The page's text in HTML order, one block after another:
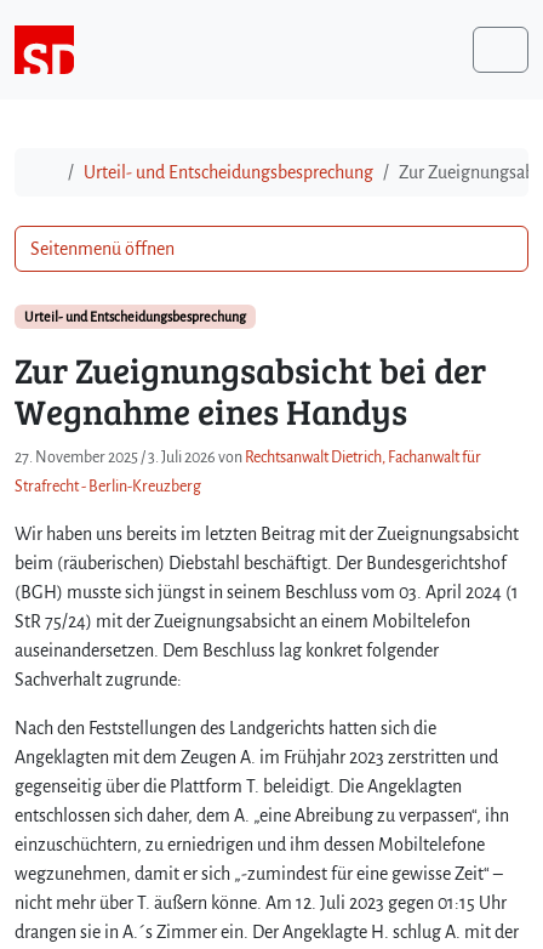
StartUrteil- und Entscheidungsbesprechung Zur
Urteil- und Entscheidungsbesprechung
Zur Zueignungsabsicht bei der
Wegnahme eines Handys
27. November 2025 /3. Juli 2026 von Rechtsanwalt Dietrich, Fachanwalt für
Strafrecht - Berlin-Kreuzberg
Wir haben uns bereits im letzten Beitrag mit der Zueignungsabsicht
beim (räuberischen) Diebstahl beschäftigt. Der Bundesgerichtshof
(BGH) musste sich jüngst in seinem Beschluss vom 03. April 2024 (1
StR 75/24) mit der Zueignungsabsicht an einem Mobiltelefon
auseinandersetzen. Dem Beschluss lag konkret folgender
Sachverhalt zugrunde:
Nach den Feststellungen des Landgerichts hatten sich die
Angeklagten mit dem Zeugen A. im Frühjahr 2023 zerstritten und
gegenseitig über die Plattform T. beleidigt. Die Angeklagten
entschlossen sich daher, dem A. „eine Abreibung zu verpassen“, ihn
einzuschüchtern, zu erniedrigen und ihm dessen Mobiltelefone
wegzunehmen, damit er sich „-zumindest für eine gewisse Zeit“ –
nicht mehr über T. äußern könne. Am 12. Juli 2023 gegen 01:15 Uhr
drangen sie in A.´s Zimmer ein. Der Angeklagte H. schlug A. mit der
Seitenmenü öffnen